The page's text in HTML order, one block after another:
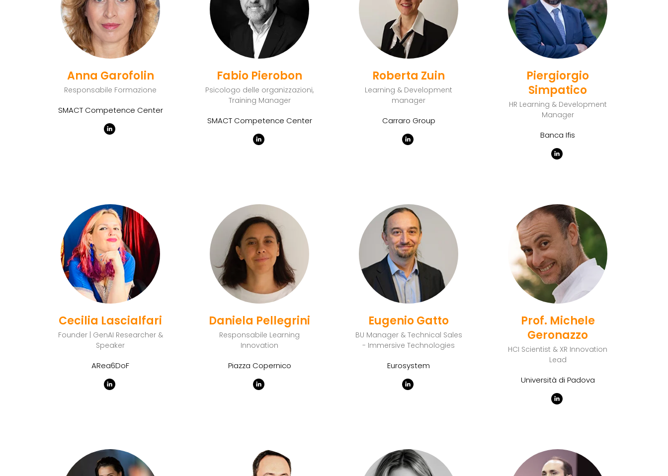
Anna Garofolin
Responsabile Formazione
SMACT Competence Center
Fabio Pierobon
Psicologo delle organizzazioni,
Training Manager
SMACT Competence Center
Roberta Zuin
Learning & Development
manager
Carraro Group
Piergiorgio
Simpatico
HR Learning & Development
Manager
Banca Ifis
Cecilia Lascialfari
Founder | GenAI Researcher &
Speaker
ARea6DoF
Daniela Pellegrini
Responsabile Learning
Innovation
Piazza Copernico
Eugenio Gatto
BU Manager & Technical Sales
- Immersive Technologies
Eurosystem
Prof. Michele
Geronazzo
HCI Scientist & XR Innovation
Lead
Università di Padova